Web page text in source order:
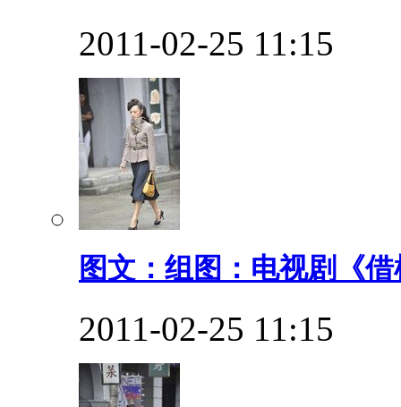
2011-02-25 11:15
图文：组图：电视剧《
2011-02-25 11:15